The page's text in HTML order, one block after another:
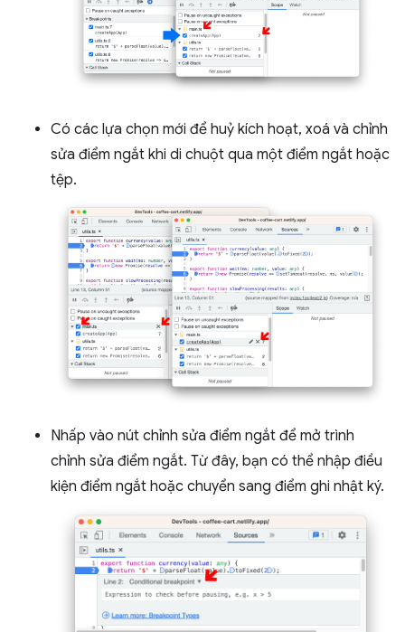
Có các lựa chọn mới để huỷ kích hoạt, xoá và chỉnh
sửa điểm ngắt khi di chuột qua một điểm ngắt hoặc
tệp.
Nhấp vào nút chỉnh sửa điểm ngắt để mở trình
chỉnh sửa điểm ngắt. Từ đây, bạn có thể nhập điều
kiện điểm ngắt hoặc chuyển sang điểm ghi nhật ký.